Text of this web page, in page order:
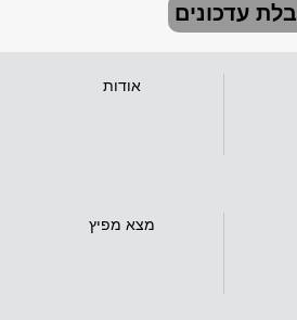
עדכונים
אודות
מצא מפיץ